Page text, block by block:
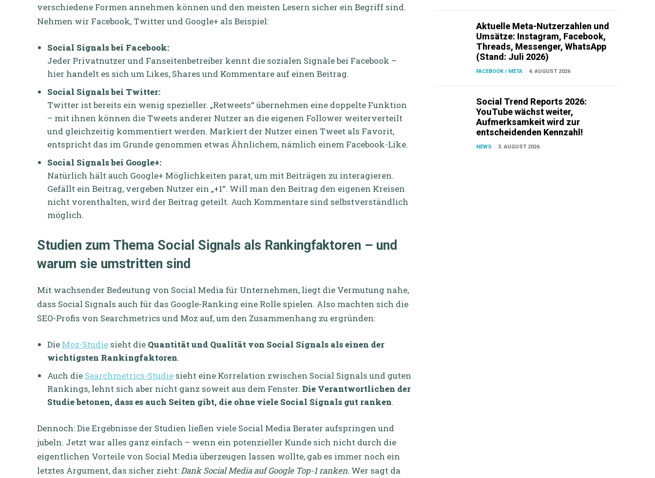
verschiedene Formen annehmen können und den meisten Lesern sicher ein Begriff sind.
Nehmen wir Facebook, Twitter und Google+ als Beispiel:
Social Signals bei Facebook:
Jeder Privatnutzer und Fanseitenbetreiber kennt die sozialen Signale bei Facebook –
hier handelt es sich um Likes, Shares und Kommentare auf einen Beitrag.
Social Signals bei Twitter:
Twitter ist bereits ein wenig spezieller. „Retweets“ übernehmen eine doppelte Funktion
– mit ihnen können die Tweets anderer Nutzer an die eigenen Follower weiterverteilt
und gleichzeitig kommentiert werden. Markiert der Nutzer einen Tweet als Favorit,
entspricht das im Grunde genommen etwas Ähnlichem, nämlich einem Facebook-Like.
Social Signals bei Google+:
Natürlich hält auch Google+ Möglichkeiten parat, um mit Beiträgen zu interagieren.
Gefällt ein Beitrag, vergeben Nutzer ein „+1“. Will man den Beitrag den eigenen Kreisen
nicht vorenthalten, wird der Beitrag geteilt. Auch Kommentare sind selbstverständlich
möglich.
Studien zum Thema Social Signals als Rankingfaktoren – und
warum sie umstritten sind
Mit wachsender Bedeutung von Social Media für Unternehmen, liegt die Vermutung nahe,
dass Social Signals auch für das Google-Ranking eine Rolle spielen. Also machten sich die
SEO-Profis von Searchmetrics und Moz auf, um den Zusammenhang zu ergründen:
Die Moz-Studie sieht die Quantität und Qualität von Social Signals als einen der
wichtigsten Rankingfaktoren.
Auch die Searchmetrics-Studie sieht eine Korrelation zwischen Social Signals und guten
Rankings, lehnt sich aber nicht ganz soweit aus dem Fenster. Die Verantwortlichen der
Studie betonen, dass es auch Seiten gibt, die ohne viele Social Signals gut ranken.
Dennoch: Die Ergebnisse der Studien ließen viele Social Media Berater aufspringen und
jubeln. Jetzt war alles ganz einfach – wenn ein potenzieller Kunde sich nicht durch die
eigentlichen Vorteile von Social Media überzeugen lassen wollte, gab es immer noch ein
letztes Argument, das sicher zieht:Dank Social Media auf Google Top-1 ranken. Wer sagt da
Aktuelle Meta-Nutzerzahlen und
Umsätze: Instagram, Facebook,
Threads, Messenger, WhatsApp
(Stand: Juli 2026)
FACEBOOK / META 4. AUGUST 2026
Social Trend Reports 2026:
YouTube wächst weiter,
Aufmerksamkeit wird zur
entscheidenden Kennzahl!
NEWS 3. AUGUST 2026